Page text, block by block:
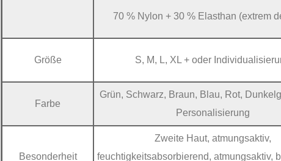
70 % Nylon + 30 % Elasthan (extrem
Größe S, M, L, XL + oder
Farbe
Grün, Schwarz, Braun, Blau, Rot,
Personalisierung
Besonderheit
Zweite Haut, atmungsaktiv,
feuchtigkeitsabsorbierend, atmungsaktiv,